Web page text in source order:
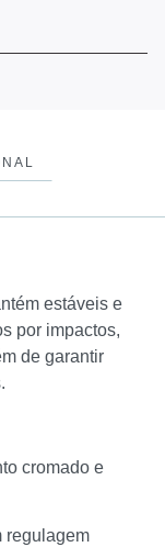
estáveis e
por impactos,
de garantir
cromado e
regulagem